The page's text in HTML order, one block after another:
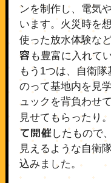
ンを制作し、電気
います。火災時を
使った放水体験など
容 も豊富に入れて
もう1つは、自衛
のって基地内を見
ュックを背負わせ
見せてもらったり
て開催したもので
見えるような自衛
込みました。